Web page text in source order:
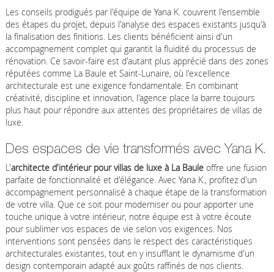
Les conseils prodigués par l'équipe de Yana K. couvrent l'ensemble
des étapes du projet, depuis l'analyse des espaces existants jusqu'à
la finalisation des finitions. Les clients bénéficient ainsi d'un
accompagnement complet qui garantit la fluidité du processus de
rénovation. Ce savoir-faire est d'autant plus apprécié dans des zones
réputées comme La Baule et Saint-Lunaire, où l'excellence
architecturale est une exigence fondamentale. En combinant
créativité, discipline et innovation, l'agence place la barre toujours
plus haut pour répondre aux attentes des propriétaires de villas de
luxe.
Des espaces de vie transformés avec Yana K.
L'architecte d'intérieur pour villas de luxe à La Bauleoffre une fusion
parfaite de fonctionnalité et d'élégance. Avec Yana K., profitez d'un
accompagnement personnalisé à chaque étape de la transformation
de votre villa. Que ce soit pour moderniser ou pour apporter une
touche unique à votre intérieur, notre équipe est à votre écoute
pour sublimer vos espaces de vie selon vos exigences. Nos
interventions sont pensées dans le respect des caractéristiques
architecturales existantes, tout en y insufflant le dynamisme d'un
design contemporain adapté aux goûts raffinés de nos clients.